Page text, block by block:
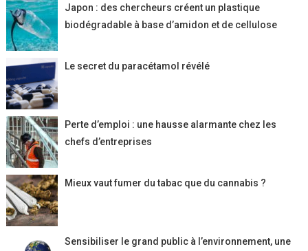
Japon : des chercheurs créent un plastique
biodégradable à base d’amidon et de cellulose
Le secret du paracétamol révélé
Perte d’emploi : une hausse alarmante chez les
chefs d’entreprises
Mieux vaut fumer du tabac que du cannabis ?
Sensibiliser le grand public à l’environnement, une